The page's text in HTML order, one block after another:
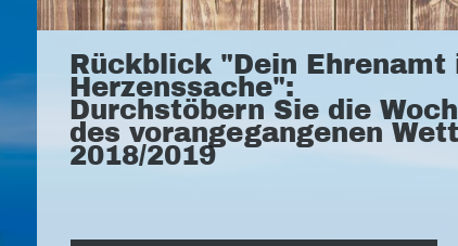
Rückblick "Dein Ehrenamt
Herzenssache":
Durchstöbern Sie die
des vorangegangenen
2018/2019